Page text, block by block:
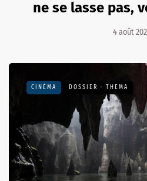
ne se lasse pas,
4 août
CINÉMA DOSSIER - THEMA